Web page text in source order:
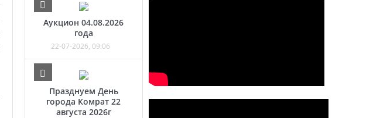
Аукцион 04.08.2026
года
22-07-2026, 09:06
Празднуем День
города Комрат 22
августа 2026г